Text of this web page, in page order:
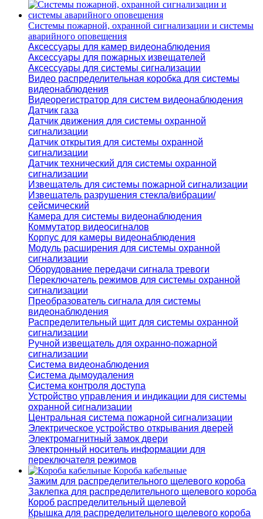
Системы пожарной, охранной сигнализации и системы
аварийного оповещения
Аксессуары для камер видеонаблюдения
Аксессуары для пожарных извещателей
Аксессуары для системы сигнализации
Видео распределительная коробка для системы
видеонаблюдения
Видеорегистратор для систем видеонаблюдения
Датчик газа
Датчик движения для системы охранной
сигнализации
Датчик открытия для системы охранной
сигнализации
Датчик технический для системы охранной
сигнализации
Извещатель для системы пожарной сигнализации
Извещатель разрушения стекла/вибрации/
сейсмический
Камера для системы видеонаблюдения
Коммутатор видеосигналов
Корпус для камеры видеонаблюдения
Модуль расширения для системы охранной
сигнализации
Оборудование передачи сигнала тревоги
Переключатель режимов для системы охранной
сигнализации
Преобразователь сигнала для системы
видеонаблюдения
Распределительный щит для системы охранной
сигнализации
Ручной извещатель для охранно-пожарной
сигнализации
Система видеонаблюдения
Система дымоудаления
Система контроля доступа
Устройство управления и индикации для системы
охранной сигнализации
Центральная система пожарной сигнализации
Электрическое устройство открывания дверей
Электромагнитный замок двери
Электронный носитель информации для
переключателя режимов
Короба кабельные
Зажим для распределительного щелевого короба
Заклепка для распределительного щелевого короба
Короб распределительный щелевой
Крышка для распределительного щелевого короба